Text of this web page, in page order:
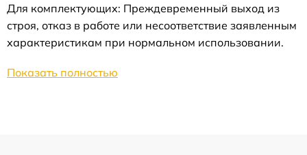
Для комплектующих: Преждевременный выход из
строя, отказ в работе или несоответствие заявленным
характеристикам при нормальном использовании.
Показать полностью